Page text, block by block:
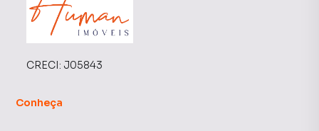
CRECI: J05843
Conheça